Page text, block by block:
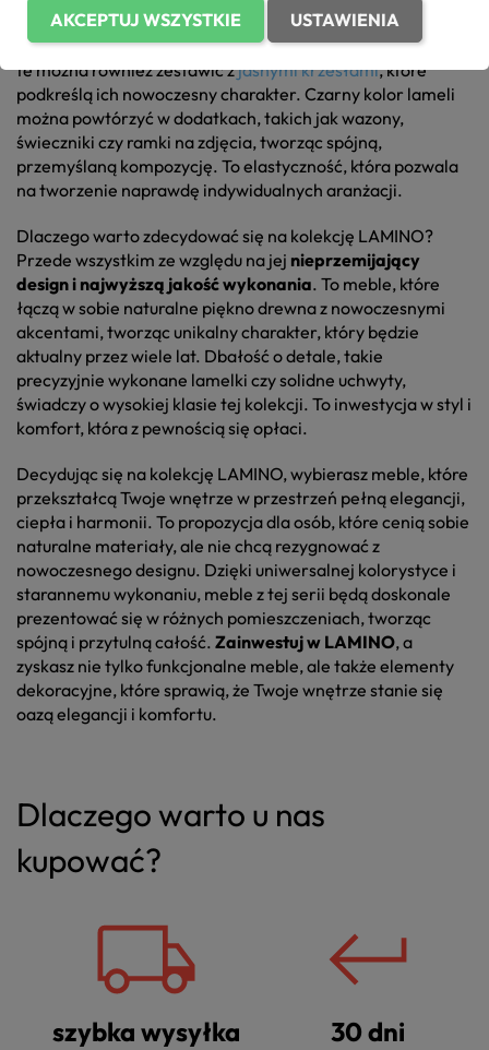
doskonale współgra z naturalnymi materiałami, takimi jak
drewniane stoływ podobnej tonacji kolorystycznej. Meble
te można również zestawić zjasnymi krzesłami, które
podkreślą ich nowoczesny charakter. Czarny kolor lameli
można powtórzyć w dodatkach, takich jak wazony,
świeczniki czy ramki na zdjęcia, tworząc spójną,
przemyślaną kompozycję. To elastyczność, która pozwala
na tworzenie naprawdę indywidualnych aranżacji.
Dlaczego warto zdecydować się na kolekcję LAMINO?
Przede wszystkim ze względu na jej nieprzemijający
design i najwyższą jakość wykonania. To meble, które
łączą w sobie naturalne piękno drewna z nowoczesnymi
akcentami, tworząc unikalny charakter, który będzie
aktualny przez wiele lat. Dbałość o detale, takie
precyzyjnie wykonane lamelki czy solidne uchwyty,
świadczy o wysokiej klasie tej kolekcji. To inwestycja w styl i
komfort, która z pewnością się opłaci.
Decydując się na kolekcję LAMINO, wybierasz meble, które
przekształcą Twoje wnętrze w przestrzeń pełną elegancji,
ciepła i harmonii. To propozycja dla osób, które cenią sobie
naturalne materiały, ale nie chcą rezygnować z
nowoczesnego designu. Dzięki uniwersalnej kolorystyce i
starannemu wykonaniu, meble z tej serii będą doskonale
prezentować się w różnych pomieszczeniach, tworząc
spójną i przytulną całość. Zainwestuj w LAMINO, a
zyskasz nie tylko funkcjonalne meble, ale także elementy
dekoracyjne, które sprawią, że Twoje wnętrze stanie się
oazą elegancji i komfortu.
Dlaczego warto u nas
kupować?
szybka wysyłka 30 dni
AKCEPTUJ WSZYSTKIE USTAWIENIA